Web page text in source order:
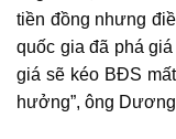
tiền đồng nhưng
quốc gia đã phá
giá sẽ kéo BĐS
hưởng”, ông